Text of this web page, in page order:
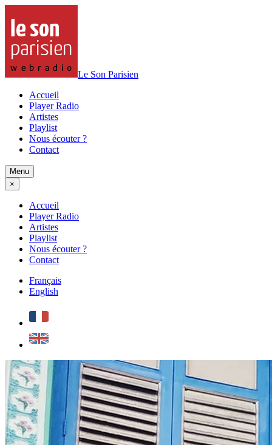
Le Son Parisien
Accueil
Player Radio
Artistes
Playlist
Nous écouter ?
Contact
Menu
×
Accueil
Player Radio
Artistes
Playlist
Nous écouter ?
Contact
Français
English